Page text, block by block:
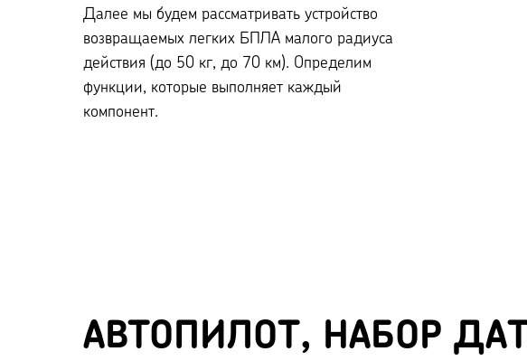
Далее мы будем рассматривать устройство
возвращаемых легких БПЛА малого радиуса
действия (до 50 кг, до 70 км). Определим
функции, которые выполняет каждый
компонент.
АВТОПИЛОТ, НАБОР